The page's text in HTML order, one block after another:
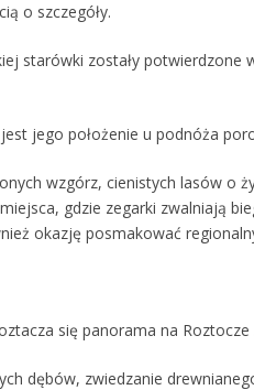
o szczegóły.
starówki zostały
jego położenie u podnóża
wzgórz, cienistych lasów o
gdzie zegarki zwalniają
okazję posmakować
się panorama na
dębów, zwiedzanie